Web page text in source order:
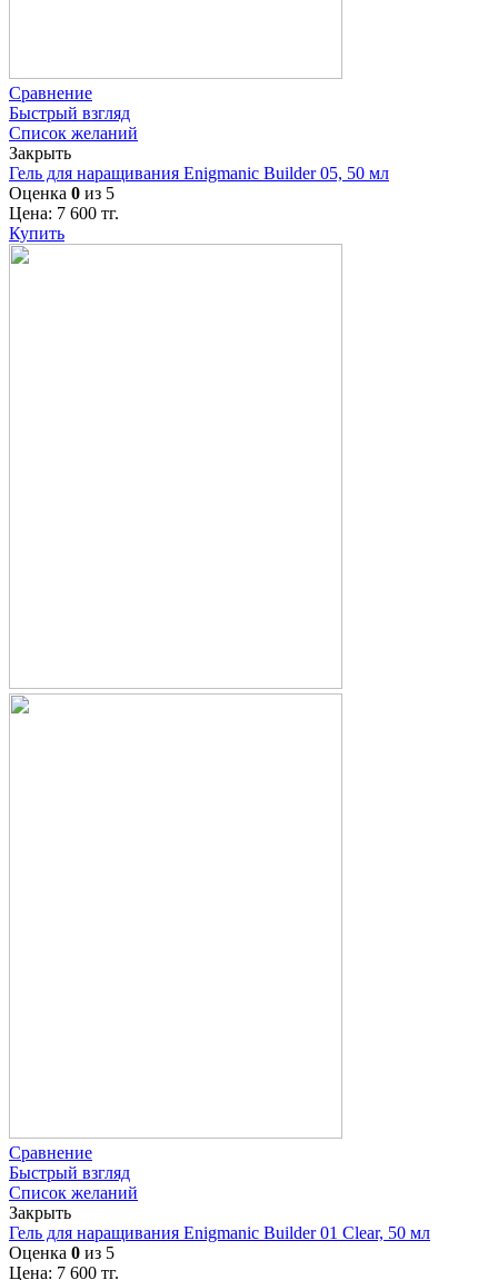
Сравнение
Быстрый взгляд
Список желаний
Закрыть
Гель для наращивания Enigmanic Builder 05, 50 мл
Оценка 0 из 5
Цена: 7 600 тг.
Купить
Сравнение
Быстрый взгляд
Список желаний
Закрыть
Гель для наращивания Enigmanic Builder 01 Clear, 50 мл
Оценка 0 из 5
Цена: 7 600 тг.